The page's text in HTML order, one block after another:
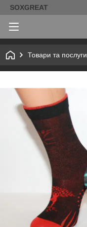
SOXGREAT
Товари та послуги